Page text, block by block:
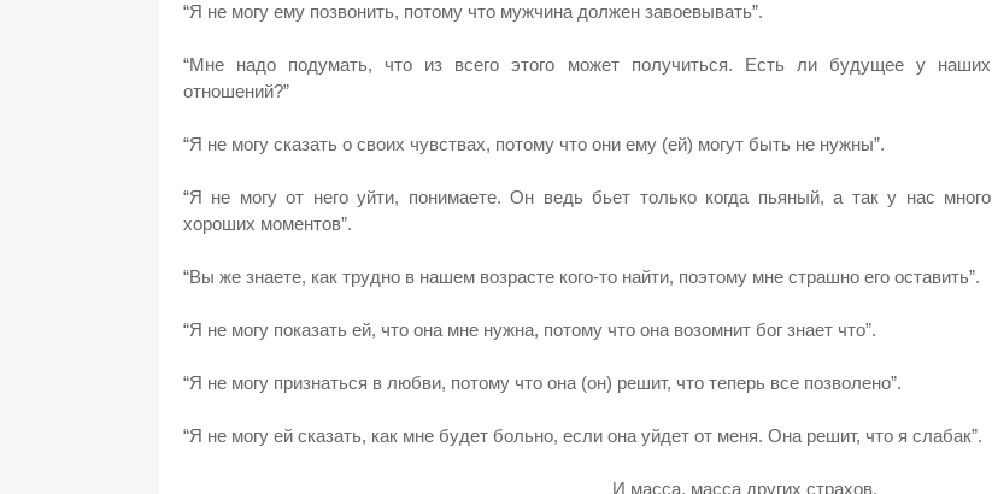
“Я не могу ему позвонить, потому что мужчина должен завоевывать”.
“Мне надо подумать, что из всего этого может получиться. Есть ли будущее у наших
отношений?”
“Я не могу сказать о своих чувствах, потому что они ему (ей) могут быть не нужны”.
“Я не могу от него уйти, понимаете. Он ведь бьет только когда пьяный, а так у нас много
хороших моментов”.
“Вы же знаете, как трудно в нашем возрасте кого-то найти, поэтому мне страшно его оставить”.
“Я не могу показать ей, что она мне нужна, потому что она возомнит бог знает что”.
“Я не могу признаться в любви, потому что она (он) решит, что теперь все позволено”.
“Я не могу ей сказать, как мне будет больно, если она уйдет от меня. Она решит, что я слабак”.
И масса, масса других страхов.